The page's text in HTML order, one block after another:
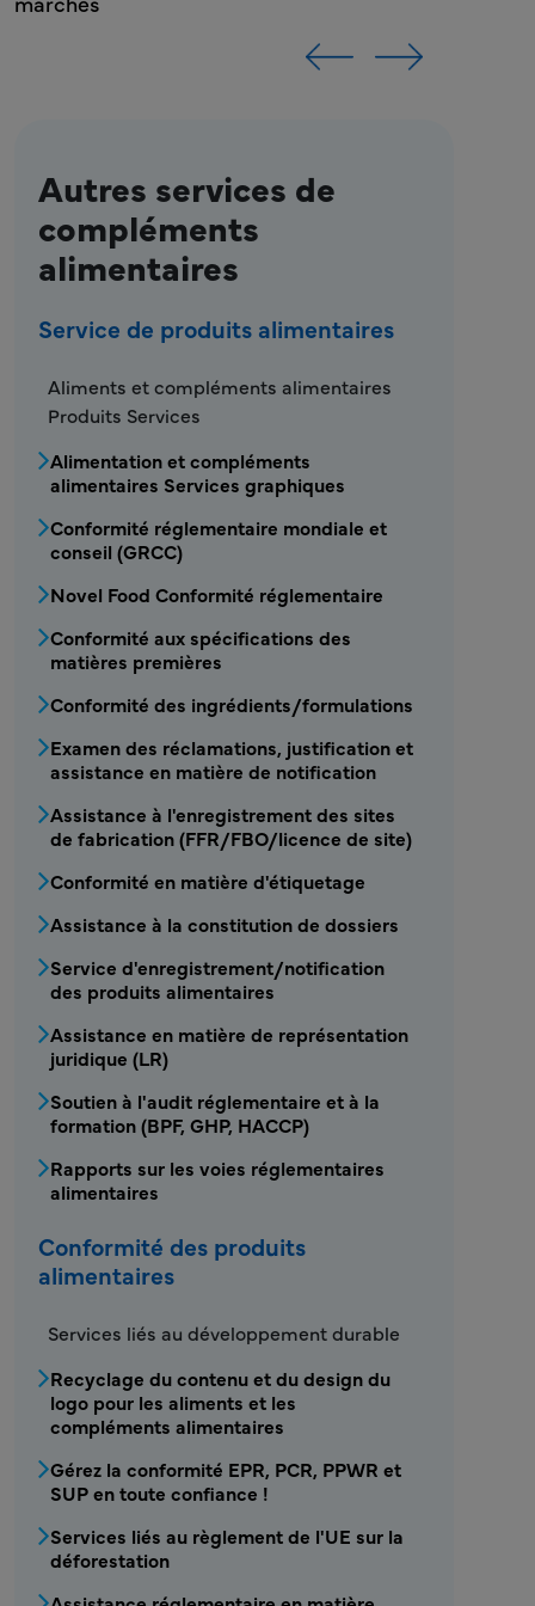
Autres services de
compléments
alimentaires
Service de produits alimentaires
FDS - Menu Service Produits Alimentaires
Aliments et compléments alimentaires
Produits Services
Alimentation et compléments
alimentaires Services graphiques
Conformité réglementaire mondiale et
conseil (GRCC)
Novel Food Conformité réglementaire
Conformité aux spécifications des
matières premières
Conformité des ingrédients/formulations
Examen des réclamations, justification et
assistance en matière de notification
Assistance à l'enregistrement des sites
de fabrication (FFR/FBO/licence de site)
Conformité en matière d'étiquetage
Assistance à la constitution de dossiers
Service d'enregistrement/notification
des produits alimentaires
Assistance en matière de représentation
juridique (LR)
Soutien à l'audit réglementaire et à la
formation (BPF, GHP, HACCP)
Rapports sur les voies réglementaires
alimentaires
Conformité des produits
alimentaires
FDS - Conformité des produits alimentaires
Services liés au développement durable
Recyclage du contenu et du design du
logo pour les aliments et les
compléments alimentaires
Gérez la conformité EPR, PCR, PPWR et
SUP en toute confiance !
Services liés au règlement de l'UE sur la
déforestation